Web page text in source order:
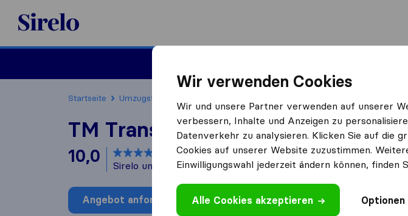
Sirelo.at
Startseite Umzugsfirmen
TM Transport Tobias Matti
10,0 basierend auf 67
Sirelo und Google Bewertungen
i
Angebot anfordern Bewertung schreiben
Wir verwenden Cookies
Wir und unsere Partner verwenden auf unserer
verbessern, Inhalte und Anzeigen zu
Datenverkehr zu analysieren. Klicken Sie auf die
Cookies auf unserer Website zuzustimmen.
Einwilligungswahl jederzeit ändern können, finden
Alle Cookies akzeptieren Optionen